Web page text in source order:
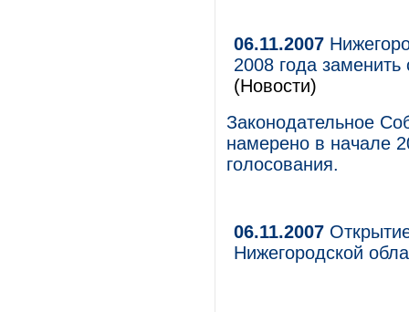
06.11.2007
2008 года заменить
(Новости)
Законодательное
намерено в начале
голосования.
06.11.2007
Нижегородской